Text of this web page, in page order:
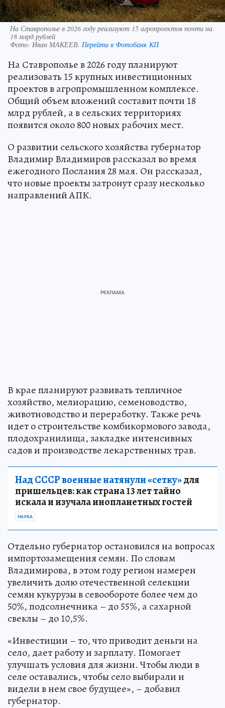
На Ставрополье в 2026 году реализуют 15 агропроектов почти на
18 млрд рублей
Фото: Иван МАКЕЕВ. Перейти в Фотобанк КП
На Ставрополье в 2026 году планируют
реализовать 15 крупных инвестиционных
проектов в агропромышленном комплексе.
Общий объем вложений составит почти 18
млрд рублей, а в сельских территориях
появится около 800 новых рабочих мест.
О развитии сельского хозяйства губернатор
Владимир Владимиров рассказал во время
ежегодного Послания 28 мая. Он рассказал,
что новые проекты затронут сразу несколько
направлений АПК.
В крае планируют развивать тепличное
хозяйство, мелиорацию, семеноводство,
животноводство и переработку. Также речь
идет о строительстве комбикормового завода,
плодохранилища, закладке интенсивных
садов и производстве лекарственных трав.
Над СССР военные натянули «сетку»для
пришельцев: как страна 13 лет тайно
искала и изучала инопланетных гостей
НАУКА
Отдельно губернатор остановился на вопросах
импортозамещения семян. По словам
Владимирова, в этом году регион намерен
увеличить долю отечественной селекции
семян кукурузы в севообороте более чем до
50%, подсолнечника – до 55%, а сахарной
свеклы – до 10,5%.
«Инвестиции – то, что приводит деньги на
село, дает работу и зарплату. Помогает
улучшать условия для жизни. Чтобы люди в
селе оставались, чтобы село выбирали и
видели в нем свое будущее», – добавил
губернатор.